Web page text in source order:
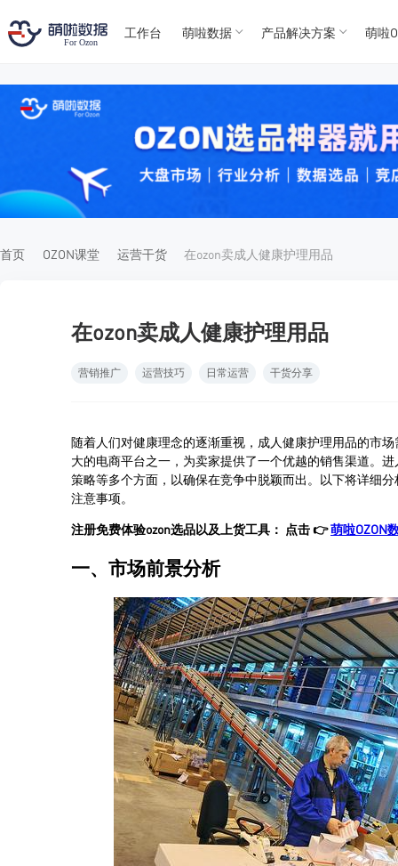
For
For
工作台 萌啦数据 产品解决方案 萌啦
首页 OZON课堂 运营干货 在ozon卖成人健康护理用品
在ozon卖成人健康护理用品
营销推广 运营技巧 日常运营 干货分享